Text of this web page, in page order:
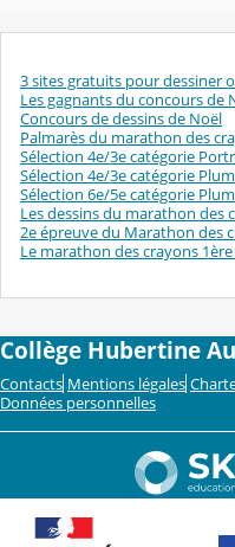
3 sites gratuits pour dessiner
Les gagnants du concours de
Concours de dessins de Noël
Palmarès du marathon des
Sélection 4e/3e catégorie
Sélection 4e/3e catégorie
Sélection 6e/5e catégorie
Les dessins du marathon des
2e épreuve du Marathon des
Le marathon des crayons
Collège Hubertine
Contacts Mentions légales
Données personnelles